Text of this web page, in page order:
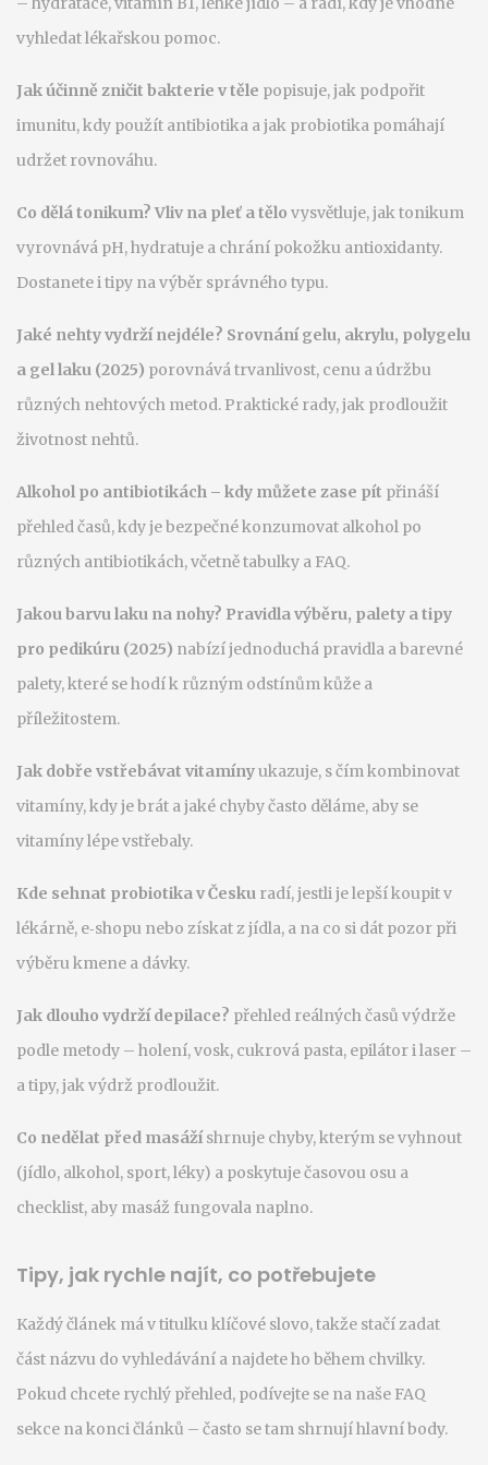
vyhledat lékařskou pomoc.
Jak účinně zničit bakterie v těle popisuje, jak podpořit
imunitu, kdy použít antibiotika a jak probiotika pomáhají
udržet rovnováhu.
Co dělá tonikum? Vliv na pleť a tělo vysvětluje, jak tonikum
vyrovnává pH, hydratuje a chrání pokožku antioxidanty.
Dostanete i tipy na výběr správného typu.
Jaké nehty vydrží nejdéle? Srovnání gelu, akrylu, polygelu
a gel laku (2025) porovnává trvanlivost, cenu a údržbu
různých nehtových metod. Praktické rady, jak prodloužit
životnost nehtů.
Alkohol po antibiotikách – kdy můžete zase pít přináší
přehled časů, kdy je bezpečné konzumovat alkohol po
různých antibiotikách, včetně tabulky a FAQ.
Jakou barvu laku na nohy? Pravidla výběru, palety a tipy
pro pedikúru (2025) nabízí jednoduchá pravidla a barevné
palety, které se hodí k různým odstínům kůže a
příležitostem.
Jak dobře vstřebávat vitamínyukazuje, s čím kombinovat
vitamíny, kdy je brát a jaké chyby často děláme, aby se
vitamíny lépe vstřebaly.
Kde sehnat probiotika v Česku radí, jestli je lepší koupit v
lékárně, e‑shopu nebo získat z jídla, a na co si dát pozor při
výběru kmene a dávky.
Jak dlouho vydrží depilace? přehled reálných časů výdrže
podle metody – holení, vosk, cukrová pasta, epilátor i laser –
a tipy, jak výdrž prodloužit.
Co nedělat před masážíshrnuje chyby, kterým se vyhnout
(jídlo, alkohol, sport, léky) a poskytuje časovou osu a
checklist, aby masáž fungovala naplno.
Tipy, jak rychle najít, co potřebujete
Každý článek má v titulku klíčové slovo, takže stačí zadat
část názvu do vyhledávání a najdete ho během chvilky.
Pokud chcete rychlý přehled, podívejte se na naše FAQ
sekce na konci článků – často se tam shrnují hlavní body.